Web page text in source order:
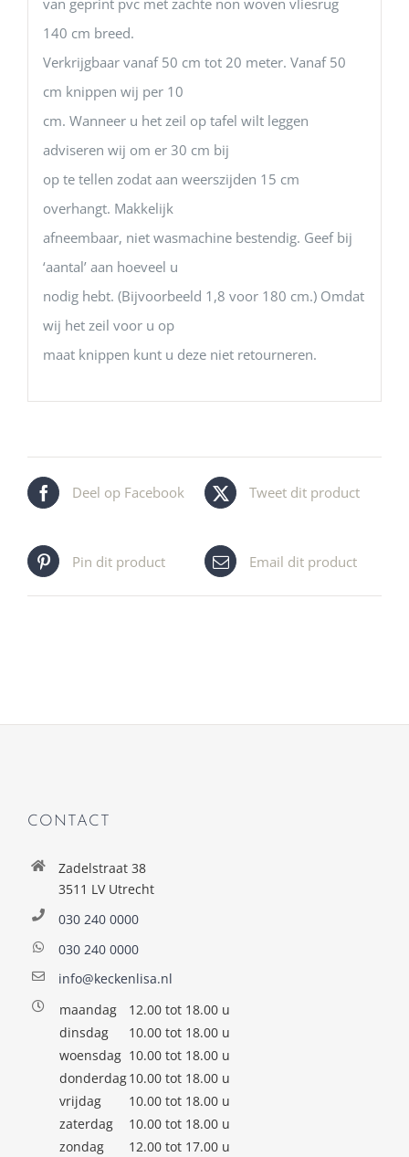
140 cm breed.
Verkrijgbaar vanaf 50 cm tot 20 meter. Vanaf 50
cm knippen wij per 10
cm. Wanneer u het zeil op tafel wilt leggen
adviseren wij om er 30 cm bij
op te tellen zodat aan weerszijden 15 cm
overhangt. Makkelijk
afneembaar, niet wasmachine bestendig. Geef bij
‘aantal’ aan hoeveel u
nodig hebt. (Bijvoorbeeld 1,8 voor 180 cm.) Omdat
wij het zeil voor u op
maat knippen kunt u deze niet retourneren.
Deel op Facebook Tweet dit product
Pin dit product Email dit product
CONTACT
Zadelstraat 38
3511 LV Utrecht
030 240 0000
030 240 0000
info@keckenlisa.nl
maandag
12.00 tot 18.00 u
dinsdag
10.00 tot 18.00 u
woensdag 10.00 tot 18.00 u
donderdag10.00 tot 18.00 u
vrijdag
10.00 tot 18.00 u
zaterdag
10.00 tot 18.00 u
zondag
12.00 tot 17.00 u